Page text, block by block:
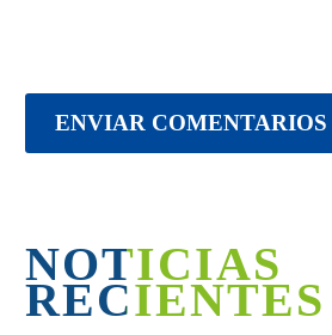
ENVIAR COMENTARIOS
NOTICIAS
RECIENTES